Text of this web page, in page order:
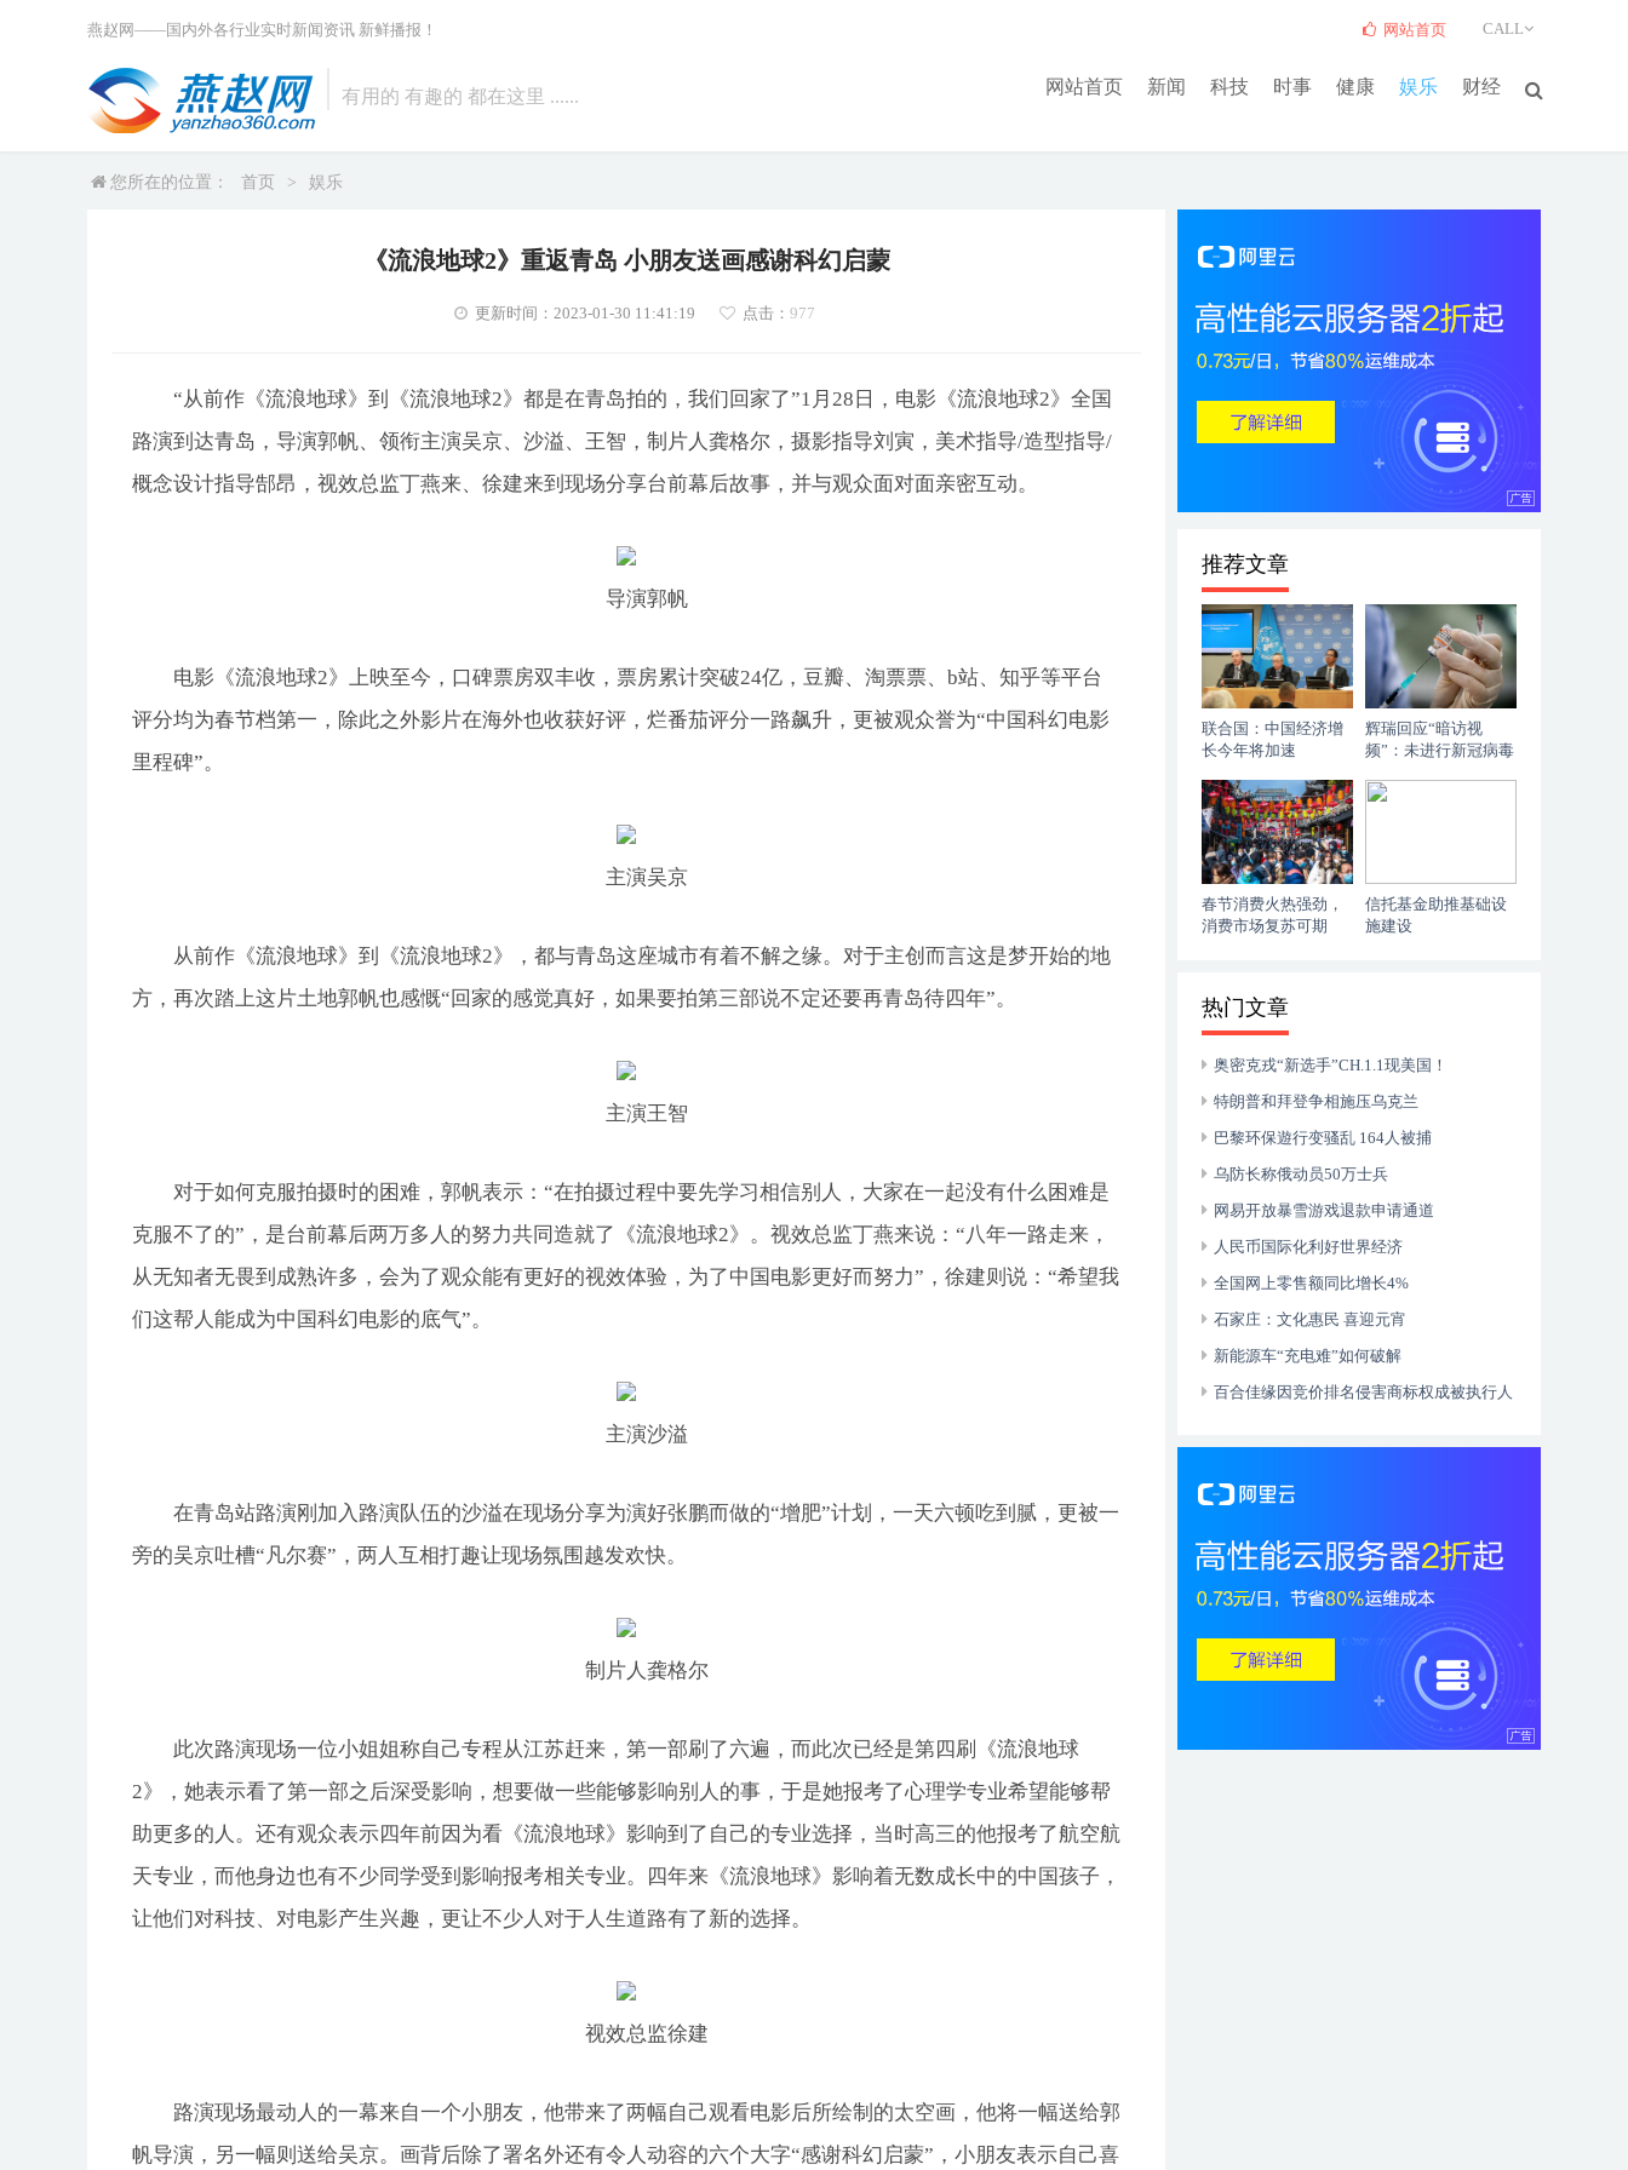
有用的 有趣的 都在这里 ...... 网站首页 新闻 科技 时事 健康 娱乐 财经
网站首页 CALL
燕赵网——国内外各行业实时新闻资讯 新鲜播报！
您所在的位置： 首页 > 娱乐
《流浪地球2》重返青岛 小朋友送画感谢科幻启蒙
更新时间：2023-01-30 11:41:19 点击： 977
“从前作《流浪地球》到《流浪地球2》都是在青岛拍的，我们回家了”1月28日，电影《流浪地球2》全国
路演到达青岛，导演郭帆、领衔主演吴京、沙溢、王智，制片人龚格尔，摄影指导刘寅，美术指导/造型指导/
概念设计指导郜昂，视效总监丁燕来、徐建来到现场分享台前幕后故事，并与观众面对面亲密互动。
导演郭帆
电影《流浪地球2》上映至今，口碑票房双丰收，票房累计突破24亿，豆瓣、淘票票、b站、知乎等平台
评分均为春节档第一，除此之外影片在海外也收获好评，烂番茄评分一路飙升，更被观众誉为“中国科幻电影
里程碑”。
主演吴京
从前作《流浪地球》到《流浪地球2》，都与青岛这座城市有着不解之缘。对于主创而言这是梦开始的地
方，再次踏上这片土地郭帆也感慨“回家的感觉真好，如果要拍第三部说不定还要再青岛待四年”。
主演王智
对于如何克服拍摄时的困难，郭帆表示：“在拍摄过程中要先学习相信别人，大家在一起没有什么困难是
克服不了的”，是台前幕后两万多人的努力共同造就了《流浪地球2》。视效总监丁燕来说：“八年一路走来，
从无知者无畏到成熟许多，会为了观众能有更好的视效体验，为了中国电影更好而努力”，徐建则说：“希望我
们这帮人能成为中国科幻电影的底气”。
主演沙溢
在青岛站路演刚加入路演队伍的沙溢在现场分享为演好张鹏而做的“增肥”计划，一天六顿吃到腻，更被一
旁的吴京吐槽“凡尔赛”，两人互相打趣让现场氛围越发欢快。
制片人龚格尔
此次路演现场一位小姐姐称自己专程从江苏赶来，第一部刷了六遍，而此次已经是第四刷《流浪地球
2》，她表示看了第一部之后深受影响，想要做一些能够影响别人的事，于是她报考了心理学专业希望能够帮
助更多的人。还有观众表示四年前因为看《流浪地球》影响到了自己的专业选择，当时高三的他报考了航空航
天专业，而他身边也有不少同学受到影响报考相关专业。四年来《流浪地球》影响着无数成长中的中国孩子，
让他们对科技、对电影产生兴趣，更让不少人对于人生道路有了新的选择。
视效总监徐建
路演现场最动人的一幕来自一个小朋友，他带来了两幅自己观看电影后所绘制的太空画，他将一幅送给郭
帆导演，另一幅则送给吴京。画背后除了署名外还有令人动容的六个大字“感谢科幻启蒙”，小朋友表示自己喜
推荐文章
联合国：中国经济增
长今年将加速
辉瑞回应“暗访视
频”：未进行新冠病毒
春节消费火热强劲，
消费市场复苏可期
信托基金助推基础设
施建设
热门文章
奥密克戎“新选手”CH.1.1现美国！
特朗普和拜登争相施压乌克兰
巴黎环保遊行变骚乱 164人被捕
乌防长称俄动员50万士兵
网易开放暴雪游戏退款申请通道
人民币国际化利好世界经济
全国网上零售额同比增长4%
石家庄：文化惠民 喜迎元宵
新能源车“充电难”如何破解
百合佳缘因竞价排名侵害商标权成被执行人